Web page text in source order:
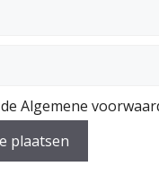
Algemene